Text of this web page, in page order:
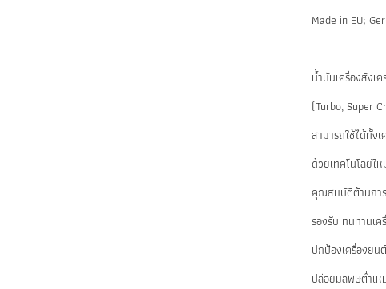
Made in EU;
น้ำมันเครื่องสังเ
(Turbo, Super
สามารถใช้ได้ทั้ง
ด้วยเทคโนโลยีใ
คุณสมบัติต้านการ
รองรับ ทนทานเ
ปกป้องเครื่องย
ปล่อยมลพิษต่ำเห